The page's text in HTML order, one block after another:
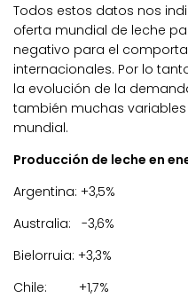
Todos estos datos nos
oferta mundial de leche
negativo para el
internacionales. Por lo
la evolución de la
también muchas
mundial.
Producción de leche en
Argentina: +3,5%
Australia: -3,6%
Bielorruia: +3,3%
Chile: +1,7%